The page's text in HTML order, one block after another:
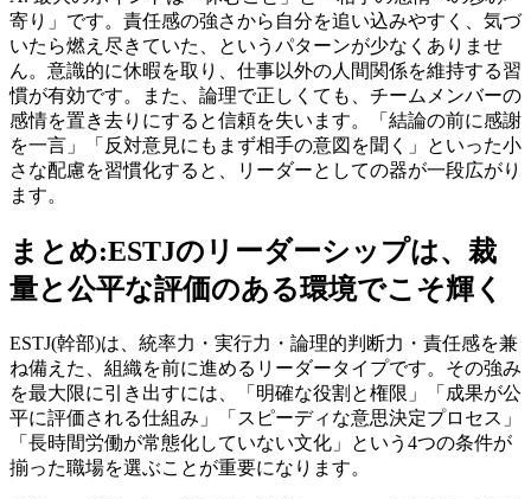
寄り」です。責任感の強さから自分を追い込みやすく、気づ
いたら燃え尽きていた、というパターンが少なくありませ
ん。意識的に休暇を取り、仕事以外の人間関係を維持する習
慣が有効です。また、論理で正しくても、チームメンバーの
感情を置き去りにすると信頼を失います。「結論の前に感謝
を一言」「反対意見にもまず相手の意図を聞く」といった小
さな配慮を習慣化すると、リーダーとしての器が一段広がり
ます。
まとめ:ESTJのリーダーシップは、裁
量と公平な評価のある環境でこそ輝く
ESTJ(幹部)は、統率力・実行力・論理的判断力・責任感を兼
ね備えた、組織を前に進めるリーダータイプです。その強み
を最大限に引き出すには、「明確な役割と権限」「成果が公
平に評価される仕組み」「スピーディな意思決定プロセス」
「長時間労働が常態化していない文化」という4つの条件が
揃った職場を選ぶことが重要になります。